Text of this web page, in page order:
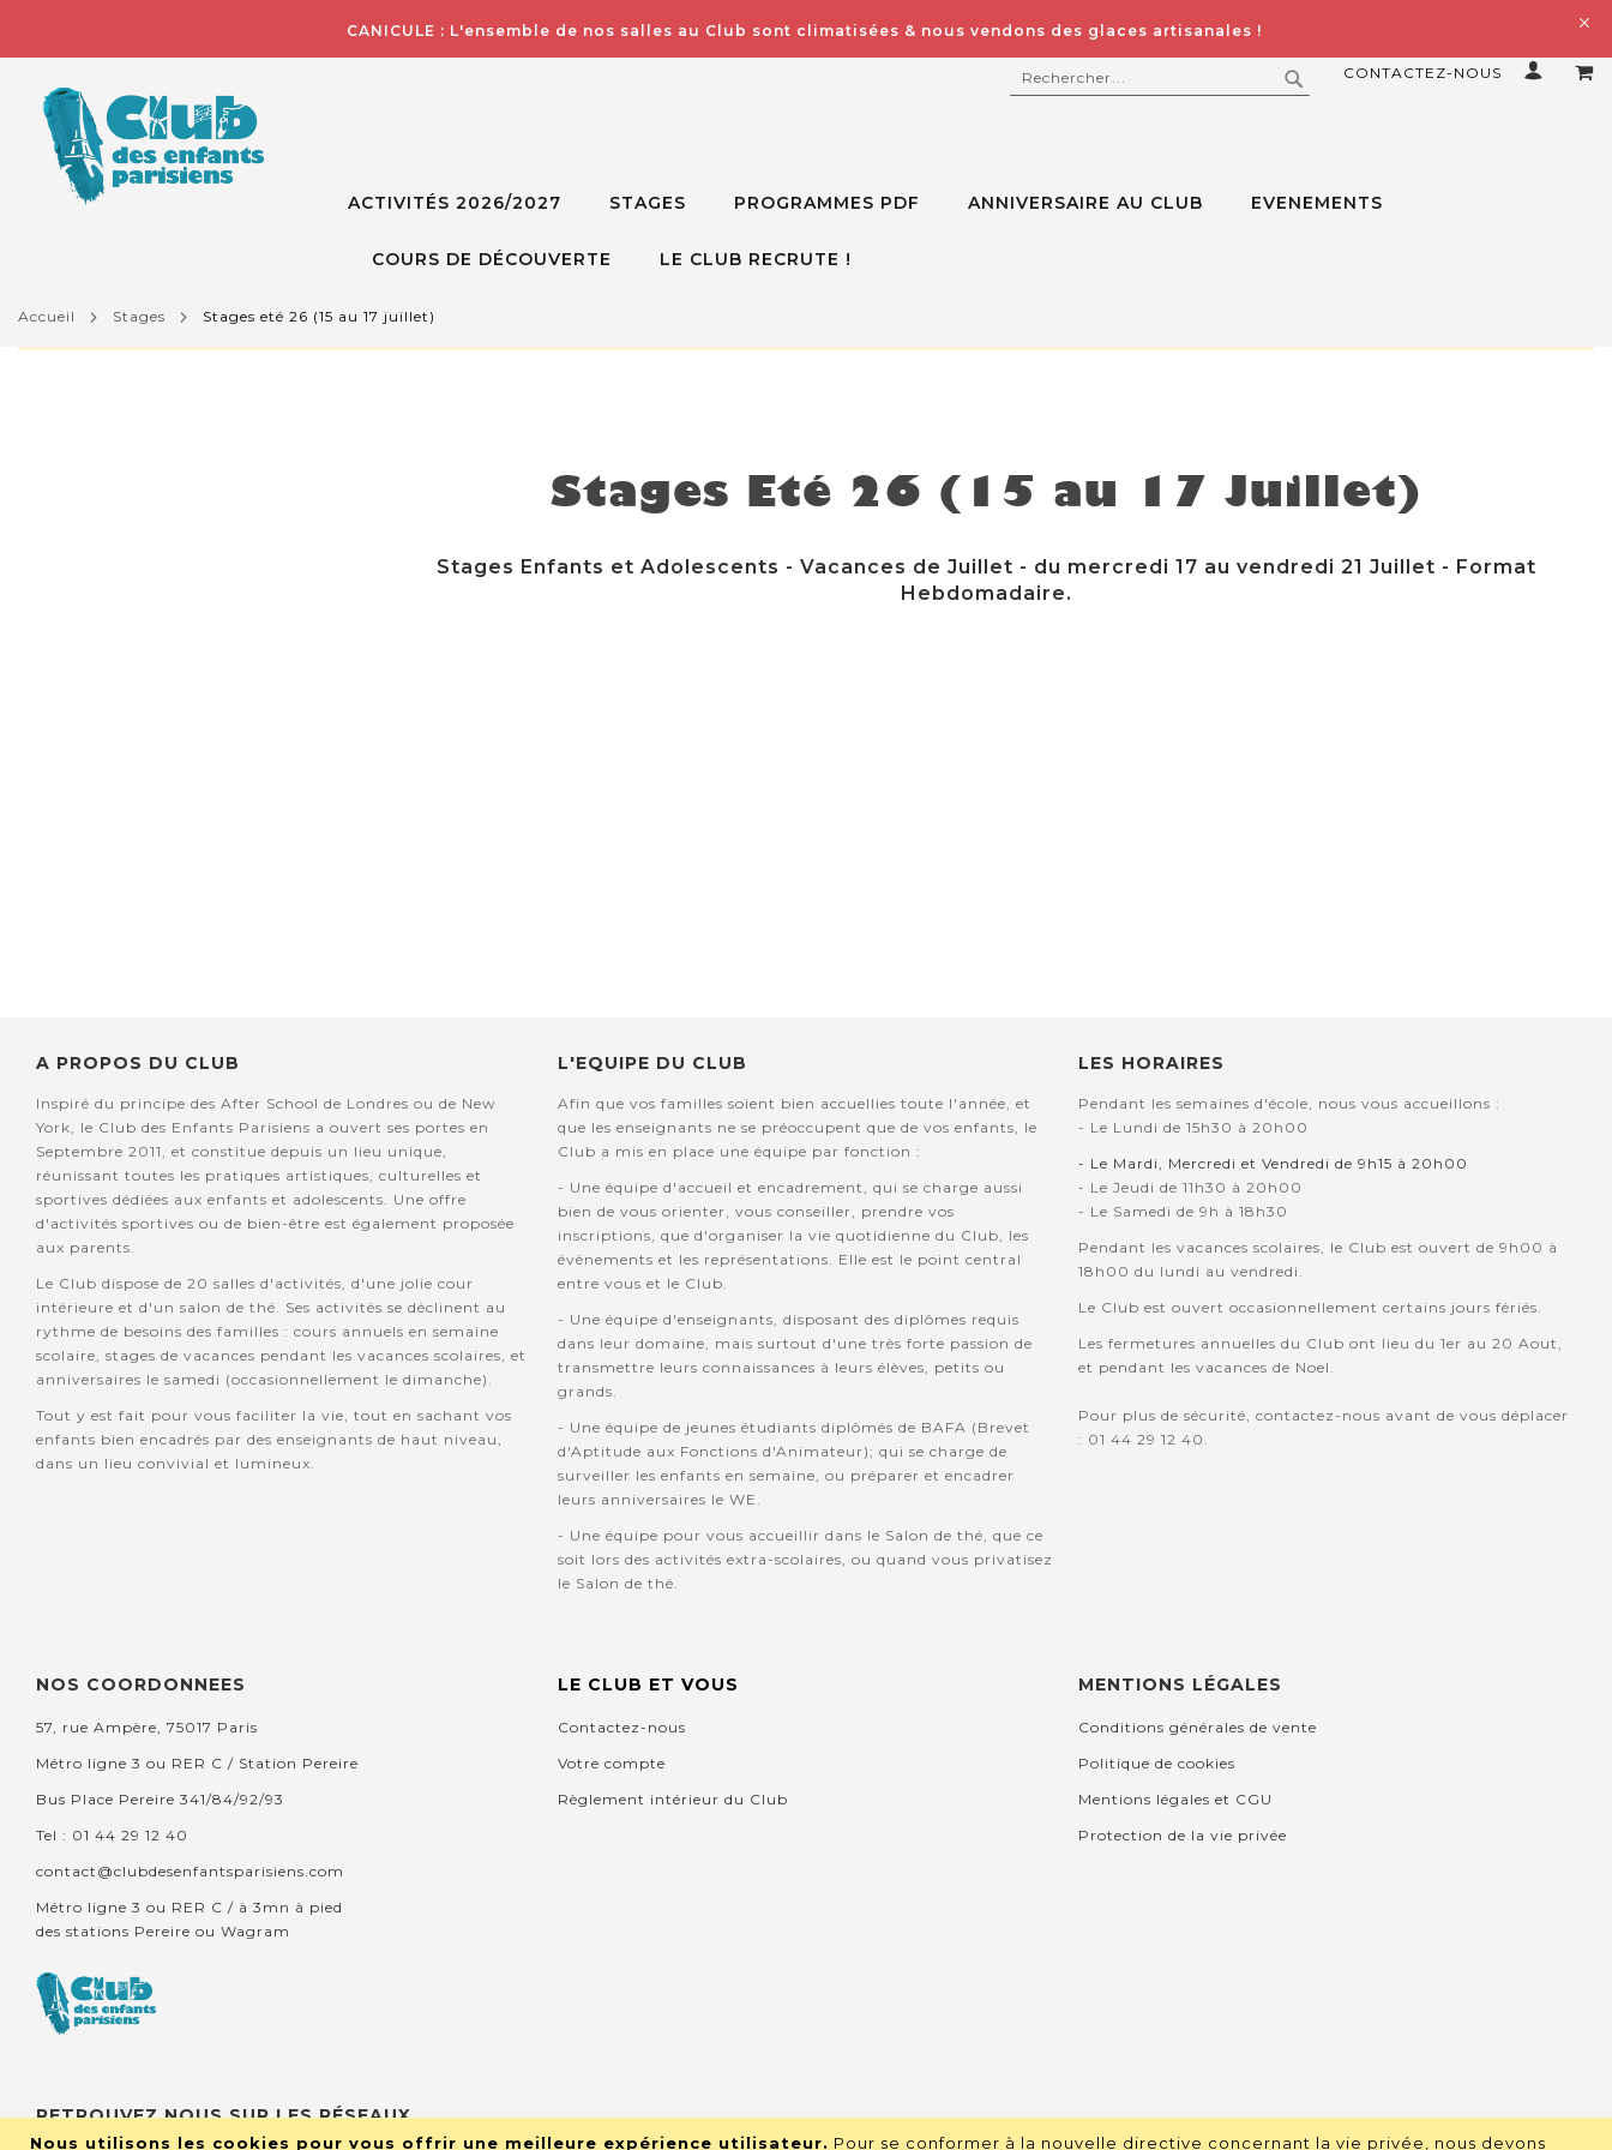
Nous utilisons les cookies pour vous offrir une meilleure expérience utilisateur. Pour se conformer à la nouvelle directive concernant la vie privée, nous devons
CANICULE : L'ensemble de nos salles au Club sont climatisées & nous vendons des glaces artisanales !
CONTACTEZ-NOUS
RECHERCHER
ACTIVITÉS 2026/2027 STAGES PROGRAMMES PDF ANNIVERSAIRE AU CLUB EVENEMENTS
COURS DE DÉCOUVERTE LE CLUB RECRUTE !
L'activité que vous essayez de visualiser n'est pas disponible mais voici d'autres options à la place
accueil stages stages eté 26 (15 au 17 juillet)
Stages Eté 26 (15 au 17 Juillet)
Stages Enfants et Adolescents - Vacances de Juillet - du mercredi 17 au vendredi 21 Juillet - Format
Hebdomadaire.
A PROPOS DU CLUB
Inspiré du principe des After School de Londres ou de New
York, le Club des Enfants Parisiens a ouvert ses portes en
Septembre 2011, et constitue depuis un lieu unique,
réunissant toutes les pratiques artistiques, culturelles et
sportives dédiées aux enfants et adolescents. Une offre
d'activités sportives ou de bien-être est également proposée
aux parents.
Le Club dispose de 20 salles d'activités, d'une jolie cour
intérieure et d'un salon de thé. Ses activités se déclinent au
rythme de besoins des familles : cours annuels en semaine
scolaire, stages de vacances pendant les vacances scolaires, et
anniversaires le samedi (occasionnellement le dimanche).
Tout y est fait pour vous faciliter la vie, tout en sachant vos
enfants bien encadrés par des enseignants de haut niveau,
dans un lieu convivial et lumineux.
L'EQUIPE DU CLUB
Afin que vos familles soient bien accuellies toute l'année, et
que les enseignants ne se préoccupent que de vos enfants, le
Club a mis en place une équipe par fonction :
- Une équipe d'accueil et encadrement, qui se charge aussi
bien de vous orienter, vous conseiller, prendre vos
inscriptions, que d'organiser la vie quotidienne du Club, les
évènements et les représentations. Elle est le point central
entre vous et le Club.
- Une équipe d'enseignants, disposant des diplômes requis
dans leur domaine, mais surtout d'une très forte passion de
transmettre leurs connaissances à leurs élèves, petits ou
grands.
- Une équipe de jeunes étudiants diplômés de BAFA (Brevet
d'Aptitude aux Fonctions d'Animateur); qui se charge de
surveiller les enfants en semaine, ou préparer et encadrer
leurs anniversaires le WE.
- Une équipe pour vous accueillir dans le Salon de thé, que ce
soit lors des activités extra-scolaires, ou quand vous privatisez
le Salon de thé.
LES HORAIRES
Pendant les semaines d'école, nous vous accueillons :
- Le Lundi de 15h30 à 20h00
- Le Mardi, Mercredi et Vendredi de 9h15 à 20h00
- Le Jeudi de 11h30 à 20h00
- Le Samedi de 9h à 18h30
Pendant les vacances scolaires, le Club est ouvert de 9h00 à
18h00 du lundi au vendredi.
Le Club est ouvert occasionnellement certains jours fériés.
Les fermetures annuelles du Club ont lieu du 1er au 20 Aout,
et pendant les vacances de Noel.
Pour plus de sécurité, contactez-nous avant de vous déplacer
: 01 44 29 12 40.
NOS COORDONNEES
57, rue Ampère, 75017 Paris
Métro ligne 3 ou RER C / Station Pereire
Bus Place Pereire 341/84/92/93
Tel : 01 44 29 12 40
contact@clubdesenfantsparisiens.com
Métro ligne 3 ou RER C / à 3mn à pied
des stations Pereire ou Wagram
LE CLUB ET VOUS
Contactez-nous
Votre compte
Règlement intérieur du Club
MENTIONS LÉGALES
Conditions générales de vente
Politique de cookies
Mentions légales et CGU
Protection de la vie privée
RETROUVEZ NOUS SUR LES RÉSEAUX